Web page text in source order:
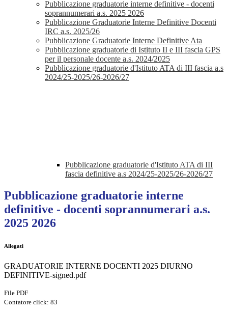
Pubblicazione graduatorie interne definitive - docenti
soprannumerari a.s. 2025 2026
Pubblicazione Graduatorie Interne Definitive Docenti
IRC a.s. 2025/26
Pubblicazione Graduatorie Interne Definitive Ata
Pubblicazione graduatorie di Istituto II e III fascia GPS
per il personale docente a.s. 2024/2025
Pubblicazione graduatorie d'Istituto ATA di III fascia a.s
2024/25-2025/26-2026/27
Pubblicazione graduatorie d'Istituto ATA di III
fascia definitive a.s 2024/25-2025/26-2026/27
Pubblicazione graduatorie interne
definitive - docenti soprannumerari a.s.
2025 2026
Allegati
GRADUATORIE INTERNE DOCENTI 2025 DIURNO
DEFINITIVE-signed.pdf
File PDF
Contatore click: 83